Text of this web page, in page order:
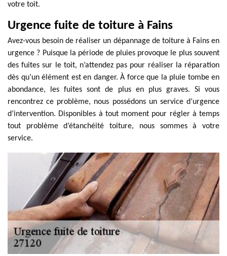
votre toit.
Urgence fuite de toiture à Fains
Avez-vous besoin de réaliser un dépannage de toiture à Fains en
urgence ? Puisque la période de pluies provoque le plus souvent
des fuites sur le toit, n’attendez pas pour réaliser la réparation
dès qu’un élément est en danger. À force que la pluie tombe en
abondance, les fuites sont de plus en plus graves. Si vous
rencontrez ce problème, nous possédons un service d’urgence
d’intervention. Disponibles à tout moment pour régler à temps
tout problème d’étanchéité toiture, nous sommes à votre
service.